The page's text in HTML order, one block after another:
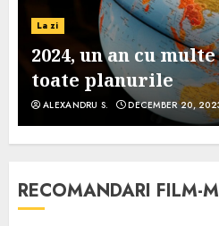
La zi
2024, un an cu
toate planurile
ALEXANDRU S. DECEMBER 20,
RECOMANDARI FILM-